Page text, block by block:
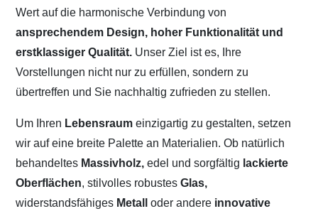
Wert auf die harmonische Verbindung von
ansprechendem Design, hoher Funktionalität und
erstklassiger Qualität. Unser Ziel ist es, Ihre
Vorstellungen nicht nur zu erfüllen, sondern zu
übertreffen und Sie nachhaltig zufrieden zu stellen.
Um Ihren Lebensraumeinzigartig zu gestalten, setzen
wir auf eine breite Palette an Materialien. Ob natürlich
behandeltes Massivholz, edel und sorgfältig lackierte
Oberflächen, stilvolles robustesGlas,
widerstandsfähiges Metalloder andere innovative